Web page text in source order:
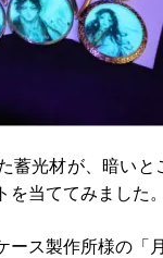
蓄光材が、暗い
を当ててみました
ース製作所様の「